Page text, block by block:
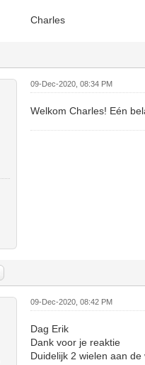
Charles
09-Dec-2020, 08:34 PM
Welkom Charles! Eén
09-Dec-2020, 08:42 PM
Dag Erik
Dank voor je reaktie
Duidelijk 2 wielen aan